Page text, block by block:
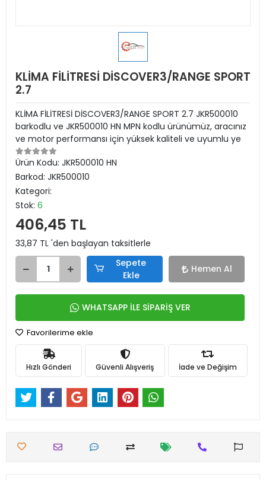
KLİMA FİLİTRESİ DİSCOVER3/RANGE SPORT
2.7
KLİMA FİLİTRESİ DİSCOVER3/RANGE SPORT 2.7 JKR500010
barkodlu ve JKR500010 HN MPN kodlu ürünümüz, aracınız
ve motor performansı için yüksek kaliteli ve uyumlu ye
Ürün Kodu: JKR500010 HN
Barkod: JKR500010
Kategori:
Stok: 6
406,45 TL
33,87 TL 'den başlayan taksitlerle
Sepete
Ekle
Hemen Al
WHATSAPP İLE SİPARİŞ VER
Favorilerime ekle
Hızlı Gönderi Güvenli Alışveriş İade ve Değişim